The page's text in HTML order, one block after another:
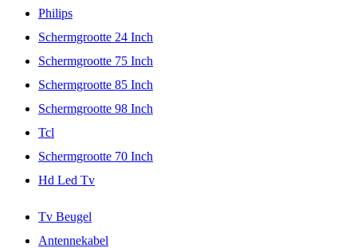
Philips
Schermgrootte 24 Inch
Schermgrootte 75 Inch
Schermgrootte 85 Inch
Schermgrootte 98 Inch
Tcl
Schermgrootte 70 Inch
Hd Led Tv
Tv Beugel
Antennekabel